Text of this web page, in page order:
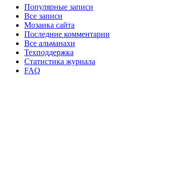
Популярные записи
Все записи
Мозаика сайта
Последние комментарии
Все альманахи
Техподдержка
Статистика журнала
FAQ